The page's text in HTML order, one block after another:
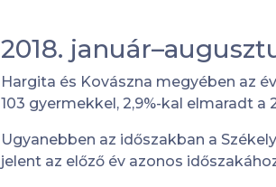
2018.
Hargita és Kovászna megyében az
103 gyermekkel, 2,9%-kal elmaradt a
Ugyanebben az időszakban a
jelent az előző év azonos